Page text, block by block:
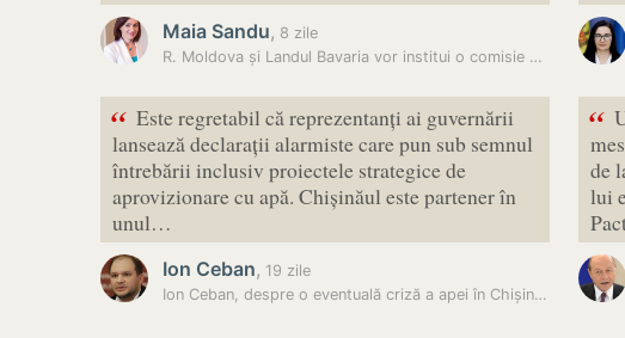
Maia Sandu, 8 zile
R. Moldova și Landul Bavaria vor institui o comisie pentru cooperare…
“ Este regretabil că reprezentanți ai guvernării
lansează declarații alarmiste care pun sub semnul
întrebării inclusiv proiectele strategice de
aprovizionare cu apă. Chișinăul este partener în
unul…
Ion Ceban, 19 zile
Ion Ceban, despre o eventuală criză a apei în Chișinău: Monitorizăm…
“
de
lui